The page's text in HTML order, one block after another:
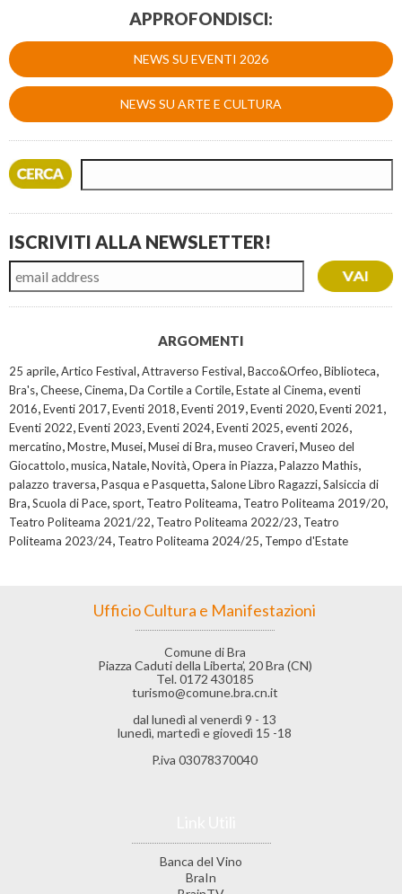
APPROFONDISCI:
NEWS SU EVENTI 2026
NEWS SU ARTE E CULTURA
ISCRIVITI ALLA NEWSLETTER!
ARGOMENTI
25 aprile Artico Festival Attraverso Festival Bacco&Orfeo Biblioteca
Bra's Cheese Cinema Da Cortile a Cortile Estate al Cinema eventi
2016 Eventi 2017 Eventi 2018 Eventi 2019 Eventi 2020 Eventi 2021
Eventi 2022 Eventi 2023 Eventi 2024 Eventi 2025 eventi 2026
mercatino Mostre Musei Musei di Bra museo Craveri Museo del
Giocattolo musica Natale Novità Opera in Piazza Palazzo Mathis
palazzo traversa Pasqua e Pasquetta Salone Libro Ragazzi Salsiccia di
Bra Scuola di Pace sport Teatro Politeama Teatro Politeama 2019/20
Teatro Politeama 2021/22 Teatro Politeama 2022/23 Teatro
Politeama 2023/24 Teatro Politeama 2024/25 Tempo d'Estate
Ufficio Cultura e Manifestazioni
Comune di Bra
Piazza Caduti della Liberta’, 20 Bra (CN)
Tel. 0172 430185
turismo@comune.bra.cn.it
dal lunedì al venerdì 9 - 13
lunedì, martedì e giovedì 15 -18
P.iva 03078370040
Banca del Vino
BraIn